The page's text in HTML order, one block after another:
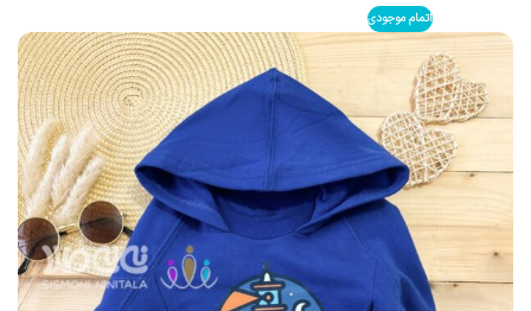
اتمام موجودی